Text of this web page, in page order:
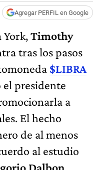
Agregar PERFIL en Google
York,Timothy
tras los pasos
$LIBRA
presidente
a
El hecho
de al menos
al estudio
Dalbon,